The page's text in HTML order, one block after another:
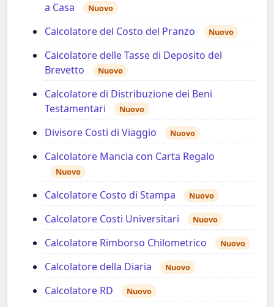
a Casa
Nuovo
Calcolatore del Costo del Pranzo Nuovo
Calcolatore delle Tasse di Deposito del
Brevetto
Nuovo
Calcolatore di Distribuzione dei Beni
Testamentari
Nuovo
Divisore Costi di Viaggio Nuovo
Calcolatore Mancia con Carta Regalo
Nuovo
Calcolatore Costo di Stampa Nuovo
Calcolatore Costi Universitari Nuovo
Calcolatore Rimborso Chilometrico Nuovo
Calcolatore della Diaria Nuovo
Calcolatore RD Nuovo